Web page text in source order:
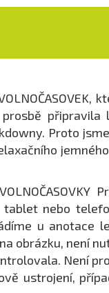
připravila
Proto
nebo
u anotace
obrázku, není
Není
ustrojení,